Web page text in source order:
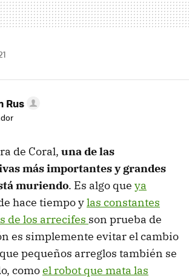
Rus
de Coral, una de las
más importantes y grandes
muriendo. Es algo que ya
hace tiempo ylas constantes
de los arrecifes son prueba de
es simplemente evitar el cambio
pequeños arreglos también se
comoel robot que mata las